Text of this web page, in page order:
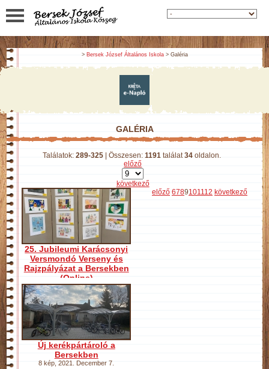
> Bersek József Általános Iskola> Galéria
GALÉRIA
Találatok: 289-325| Összesen: 1191találat34oldalon.
előző
következő
25. Jubileumi Karácsonyi
Versmondó Verseny és
Rajzpályázat a Bersekben
(Online)
8 kép,2021. December 9.
Új kerékpártároló a
Bersekben
8 kép ,2021. December 7.
előző 6789101112 következő